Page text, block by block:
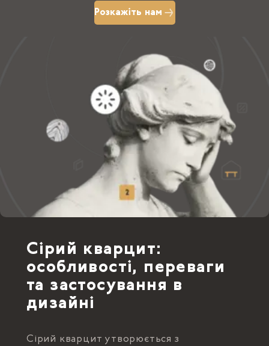
Розкажіть нам
Сірий кварцит:
особливості, переваги
та застосування в
дизайні
Сірий кварцит утворюється з